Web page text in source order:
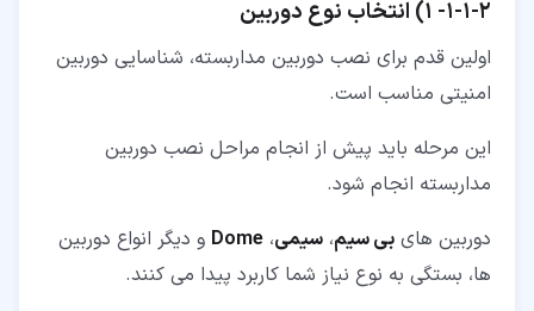
۲‏-‏۱‏-‏۱‏- 1) انتخاب نوع دوربین
اولین قدم برای نصب دوربین مداربسته، شناسایی دوربین
امنیتی مناسب است.
این مرحله باید پیش از انجام مراحل نصب دوربین
مداربسته انجام شود.
دوربین های بی سیم، سیمی، Dome و دیگر انواع دوربین
ها، بستگی به نوع نیاز شما کاربرد پیدا می کنند.